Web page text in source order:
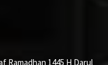
Ramadhan 1445 H Darul